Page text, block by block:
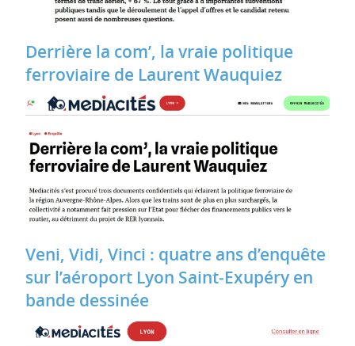
Derrière la com’, la vraie politique
ferroviaire de Laurent Wauquiez
Veni, Vidi, Vinci : quatre ans d’enquête
sur l’aéroport Lyon Saint‐Exupéry en
bande dessinée